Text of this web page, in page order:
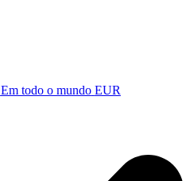
Em todo o mundo EUR